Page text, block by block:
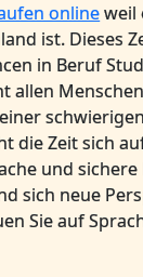
onlineweil
ist. Dieses
in Beruf
allen
die Zeit sich
und
sich neue
Sie auf